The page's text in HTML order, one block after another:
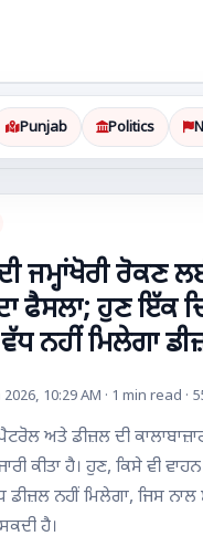
Punjab Politics
ਜਮ੍ਹਾਂਖੋਰੀ ਰੋਕਣ
ਫੈਸਲਾ; ਹੁਣ ਇੱਕ
ਨਹੀਂ ਮਿਲੇਗਾ
2026, 10:29 AM · 1 min read ·
ਅਤੇ ਡੀਜ਼ਲ ਦੀ
ਕੀਤਾ ਹੈ। ਹੁਣ, ਕਿਸੇ ਵੀ
ਡੀਜ਼ਲ ਨਹੀਂ ਮਿਲੇਗਾ, ਜਿਸ
ਹੈ।